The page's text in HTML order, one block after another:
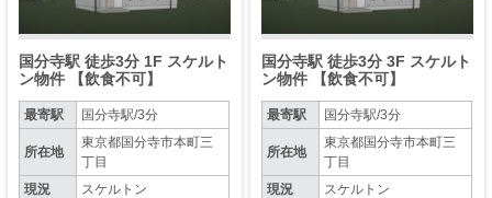
国分寺駅 徒歩3分 1F スケルト
ン物件 【飲食不可】
最寄駅 国分寺駅/3分
所在地
東京都国分寺市本町三
丁目
現況
スケルトン
国分寺駅 徒歩3分 3F スケルト
ン物件 【飲食不可】
最寄駅 国分寺駅/3分
所在地
東京都国分寺市本町三
丁目
現況
スケルトン